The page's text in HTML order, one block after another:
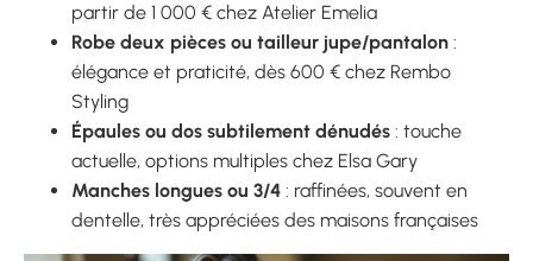
partir de 1 000 € chez Atelier Emelia
Robe deux pièces ou tailleur jupe/pantalon :
élégance et praticité, dès 600 € chez Rembo
Styling
Épaules ou dos subtilement dénudés : touche
actuelle, options multiples chez Elsa Gary
Manches longues ou 3/4 : raffinées, souvent en
dentelle, très appréciées des maisons françaises